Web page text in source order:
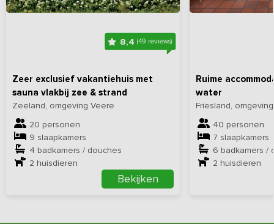
8,4 (49 reviews)
Zeer exclusief vakantiehuis met
sauna vlakbij zee & strand
Zeeland, omgeving Veere
20 personen
9 slaapkamers
4 badkamers / douches
2 huisdieren
Bekijken
Ruime
water
Friesland,
40 personen
7 slaapkamers
6 badkamers /
2 huisdieren